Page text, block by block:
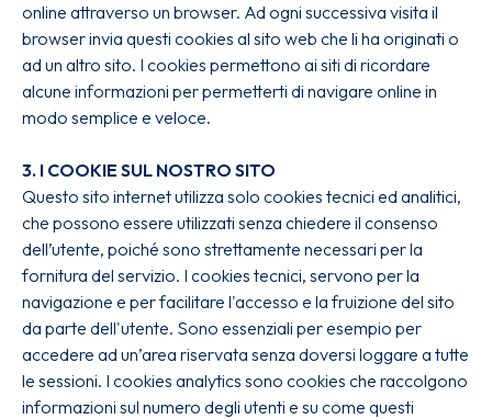
online attraverso un browser. Ad ogni successiva visita il
browser invia questi cookies al sito web che li ha originati o
ad un altro sito. I cookies permettono ai siti di ricordare
alcune informazioni per permetterti di navigare online in
modo semplice e veloce.
3. I COOKIE SUL NOSTRO SITO
Questo sito internet utilizza solo cookies tecnici ed analitici,
che possono essere utilizzati senza chiedere il consenso
dell’utente, poiché sono strettamente necessari per la
fornitura del servizio. I cookies tecnici, servono per la
navigazione e per facilitare l'accesso e la fruizione del sito
da parte dell'utente. Sono essenziali per esempio per
accedere ad un’area riservata senza doversi loggare a tutte
le sessioni. I cookies analytics sono cookies che raccolgono
informazioni sul numero degli utenti e su come questi